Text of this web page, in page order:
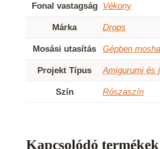
Fonal vastagság Vékony
Márka Drops
Mosási utasítás Gépben
Projekt Típus Amigurumi és
Szín Rószaszín
Kapcsolódó termékek